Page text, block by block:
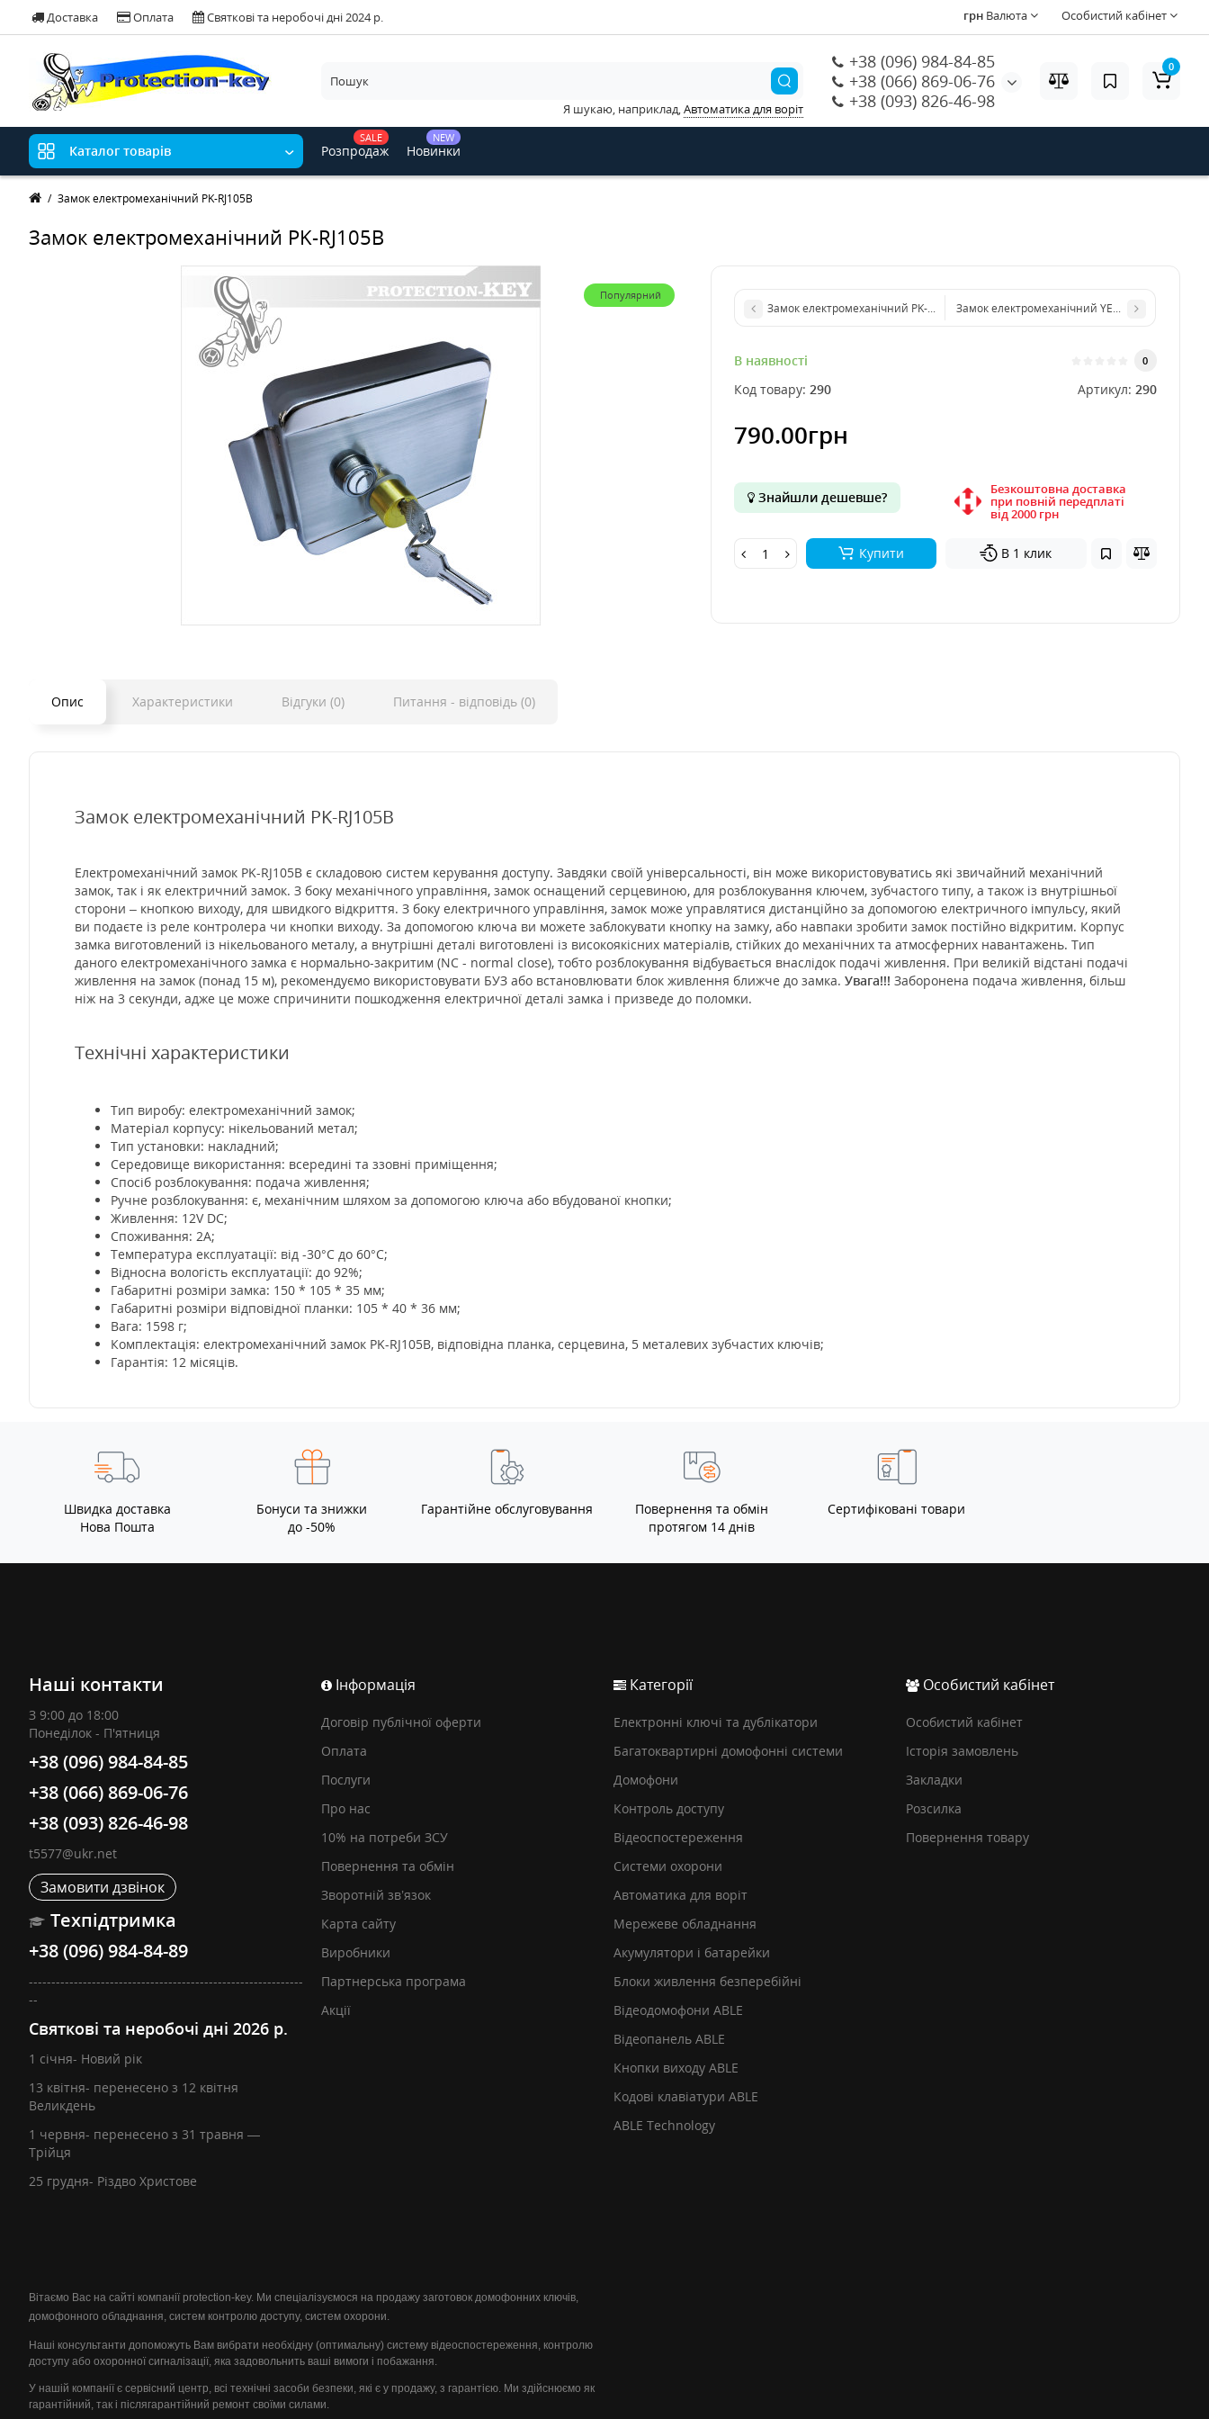
Доставка Оплата Святкові та неробочі дні 2024 р. Особистий кабінет
грн Валюта
+38 (096) 984-84-85
+38 (066) 869-06-76
+38 (093) 826-46-98
Я шукаю, наприклад,Автоматика для воріт
0
Каталог товарів
SALE
Розпродаж
NEW
Новинки
Замок електромеханічний PK-RJ105B
Замок електромеханічний PK-RJ105B
Популярний
Замок електромеханічний PK-RJ102BЗамок електромеханічний YEH-210
В наявності 0
Код товару: 290 Артикул: 290
790.00грн
Знайшли дешевше? Безкоштовна доставка
при повній передплаті
вiд 2000 грн
Купити В 1 клик
Опис Характеристики Відгуки (0) Питання - відповідь (0)
Замок електромеханічний PK-RJ105B
Електромеханічний замок PK-RJ105B є складовою систем керування доступу. Завдяки своїй універсальності, він може використовуватись які звичайний механічний
замок, так і як електричний замок. З боку механічного управління, замок оснащений серцевиною, для розблокування ключем, зубчастого типу, а також із внутрішньої
сторони – кнопкою виходу, для швидкого відкриття. З боку електричного управління, замок може управлятися дистанційно за допомогою електричного імпульсу, який
ви подаєте із реле контролера чи кнопки виходу. За допомогою ключа ви можете заблокувати кнопку на замку, або навпаки зробити замок постійно відкритим. Корпус
замка виготовлений із нікельованого металу, а внутрішні деталі виготовлені із високоякісних матеріалів, стійких до механічних та атмосферних навантажень. Тип
даного електромеханічного замка є нормально-закритим (NC - normal close), тобто розблокування відбувається внаслідок подачі живлення. При великій відстані подачі
живлення на замок (понад 15 м), рекомендуємо використовувати БУЗ або встановлювати блок живлення ближче до замка. Увага!!! Заборонена подача живлення, більш
ніж на 3 секунди, адже це може спричинити пошкодження електричної деталі замка і призведе до поломки.
Технічні характеристики
Тип виробу: електромеханічний замок;
Матеріал корпусу: нікельований метал;
Тип установки: накладний;
Середовище використання: всередині та ззовні приміщення;
Спосіб розблокування: подача живлення;
Ручне розблокування: є, механічним шляхом за допомогою ключа або вбудованої кнопки;
Живлення: 12V DC;
Споживання: 2A;
Температура експлуатації: від -30°C до 60°C;
Відносна вологість експлуатації: до 92%;
Габаритні розміри замка: 150 * 105 * 35 мм;
Габаритні розміри відповідної планки: 105 * 40 * 36 мм;
Вага: 1598 г;
Комплектація: електромеханічний замок PK-RJ105B, відповідна планка, серцевина, 5 металевих зубчастих ключів;
Гарантія: 12 місяців.
Швидка доставка
Нова Пошта
Бонуси та знижки
до -50%
Гарантійне обслуговування
Повернення та обмін
протягом 14 днів
Сертифіковані товари
Наші контакти
З 9:00 до 18:00
Понеділок - П'ятниця
+38 (096) 984-84-85
+38 (066) 869-06-76
+38 (093) 826-46-98
t5577@ukr.net
Замовити дзвінок
Техпідтримка
+38 (096) 984-84-89
-------------------------------------------------------------
--
Святкові та неробочі дні 2026 р.
1 січня- Новий рік
13 квітня- перенесено з 12 квітня
Великдень
1 червня- перенесено з 31 травня —
Трійця
25 грудня- Різдво Христове
Інформація
Договір публічної оферти
Оплата
Послуги
Про нас
10% на потреби ЗСУ
Повернення та обмін
Зворотній зв’язок
Карта сайту
Виробники
Партнерська програма
Акції
Категорії
Електронні ключі та дублікатори
Багатоквартирні домофонні системи
Домофони
Контроль доступу
Відеоспостереження
Системи охорони
Автоматика для воріт
Мережеве обладнання
Акумулятори і батарейки
Блоки живлення безперебійні
Відеодомофони ABLE
Відеопанель ABLE
Кнопки виходу ABLE
Кодові клавіатури ABLE
ABLE Technology
Особистий кабінет
Особистий кабінет
Історія замовлень
Закладки
Розсилка
Повернення товару
Вітаємо Вас на сайті компанії protection-key. Ми спеціалізуємося на продажу заготовок домофонних ключів,
домофонного обладнання, систем контролю доступу, систем охорони.
Наші консультанти допоможуть Вам вибрати необхідну (оптимальну) систему відеоспостереження, контролю
доступу або охоронної сигналізації, яка задовольнить ваші вимоги і побажання.
У нашій компанії є сервісний центр, всі технічні засоби безпеки, які є у продажу, з гарантією. Ми здійснюємо як
гарантійний, так і післягарантійний ремонт своїми силами.